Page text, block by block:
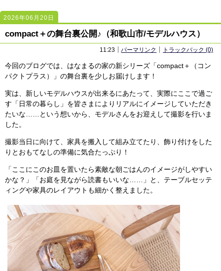
2026年06月20日
compact＋の舞台裏公開♪（和歌山市/モデルハウス）
11:23 パーマリンク トラックバック (0)
今回のブログでは、はなまるの家の新シリーズ「compact＋（コン
パクトプラス）」の舞台裏を少しお届けします！
実は、新しいモデルハウスが出来るにあたって、実際にここで過ご
す「日常の暮らし」を皆さまによりリアルにイメージしていただき
たいな……という想いから、モデルさんをお迎えして撮影を行いま
した。
撮影当日に向けて、家具を搬入して組み立てたり、飾り付けをした
りとおもてなしの準備に気合たっぷり！
「ここにこのお皿を置いたら素敵な朝ごはんのイメージがしやすい
かな？」「お庭を見ながら読書もいいな……」と、テーブルセッテ
ィングや家具のレイアウトも細かく整えました。